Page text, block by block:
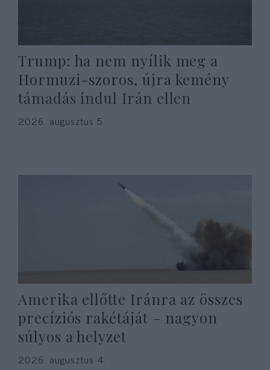
Trump: ha nem nyílik meg a
Hormuzi-szoros, újra kemény
támadás indul Irán ellen
2026. augusztus 5.
Amerika ellőtte Iránra az összes
precíziós rakétáját – nagyon
súlyos a helyzet
2026. augusztus 4.